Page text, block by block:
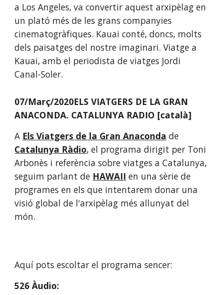
a Los Angeles, va convertir aquest arxipèlag en
un plató més de les grans companyies
cinematogràfiques. Kauai conté, doncs, molts
dels paisatges del nostre imaginari. Viatge a
Kauai, amb el periodista de viatges Jordi
Canal-Soler.
07/Març/2020ELS VIATGERS DE LA GRAN
ANACONDA. CATALUNYA RADIO [català]
A Els Viatgers de la Gran Anaconda de
Catalunya Ràdio, el programa dirigit per Toni
Arbonès i referència sobre viatges a Catalunya,
seguim parlant de HAWAII en una sèrie de
programes en els que intentarem donar una
visió global de l'arxipèlag més allunyat del
món.
Aquí pots escoltar el programa sencer:
526 Àudio: